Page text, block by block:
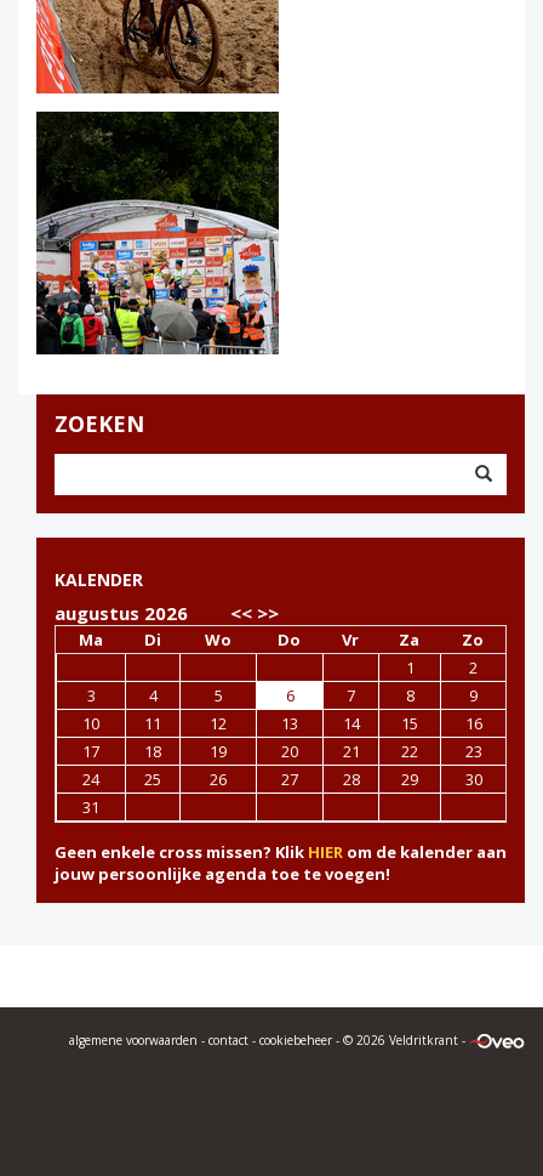
ZOEKEN
KALENDER
augustus 2026 << >>
Ma Di Wo Do Vr Za
Zo
1
2
3
4 5 6 7 8
9
10
11 12 13 14 15
16
17
18 19 20 21 22
23
24
25 26 27 28 29
30
31
Geen enkele cross missen? Klik HIER om de kalender aan
jouw persoonlijke agenda toe te voegen!
algemene voorwaarden - contact - cookiebeheer - © 2026 Veldritkrant -